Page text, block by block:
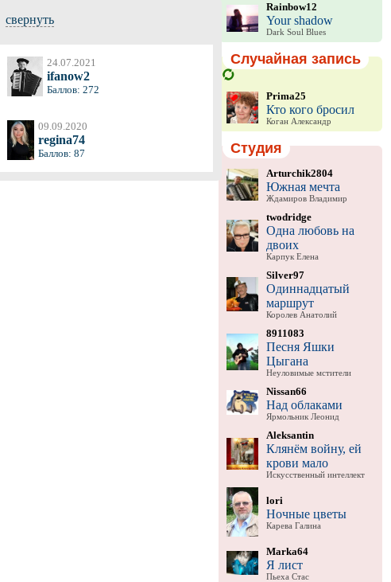
свернуть
24.07.2021
ifanow2
Баллов: 272
09.09.2020
regina74
Баллов: 87
Rainbow12
Your shadow
Dark Soul Blues
Случайная запись
Prima25
Кто кого бросил
Коган Александр
Студия
Arturchik2804
Южная мечта
Ждамиров Владимир
twodridge
Одна любовь на
двоих
Карпук Елена
Silver97
Одиннадцатый
маршрут
Королев Анатолий
8911083
Песня Яшки
Цыгана
Неуловимые мстители
Nissan66
Над облаками
Ярмольник Леонид
Aleksantin
Клянём войну, ей
крови мало
Искусственный интеллект
lori
Ночные цветы
Карева Галина
Marka64
Я лист
Пьеха Стас